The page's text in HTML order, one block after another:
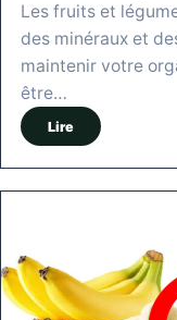
Les fruits et
des minéraux et
maintenir votre
être…
Lire